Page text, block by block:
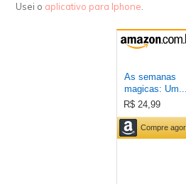
Usei o aplicativo para Iphone